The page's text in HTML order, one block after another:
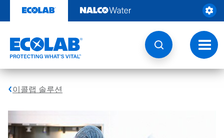
츠
기
토
글
내
비
이콜랩 솔루션